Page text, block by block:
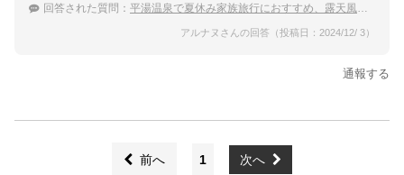
回答された質問： 平湯温泉で夏休み家族旅行におすすめ、露天風呂が素敵な宿は？
アルナヌさんの回答（投稿日：2024/12/ 3）
通報する
前へ 1 次へ